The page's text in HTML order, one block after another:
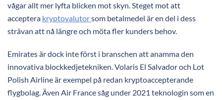
vågar allt mer lyfta blicken mot skyn. Steget mot att
acceptera kryptovalutorsom betalmedel är en del i dess
strävan att nå längre och möta fler kunders behov.
Emirates är dock inte först i branschen att anamma den
innovativa blockkedjetekniken. Volaris El Salvador och Lot
Polish Airline är exempel på redan kryptoaccepterande
flygbolag. Även Air France såg under 2021 teknologin som en